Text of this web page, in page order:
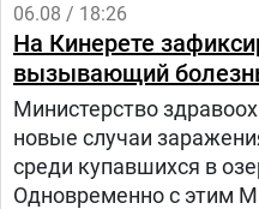
06.08 / 18:26
На Кинерете
вызывающий
Министерство
новые случаи
среди купавшихся в
Одновременно с этим